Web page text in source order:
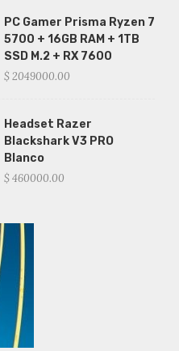
PC Gamer Prisma Ryzen 7
5700 + 16GB RAM + 1TB
SSD M.2 + RX 7600
$ 2049000.00
Headset Razer
Blackshark V3 PRO
Blanco
$ 460000.00